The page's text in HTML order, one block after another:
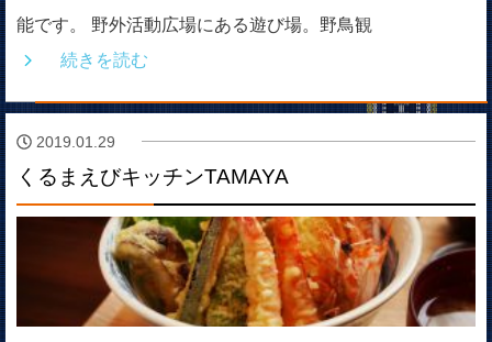
能です。 野外活動広場にある遊び場。野鳥観
続きを読む
2019.01.29
くるまえびキッチンTAMAYA